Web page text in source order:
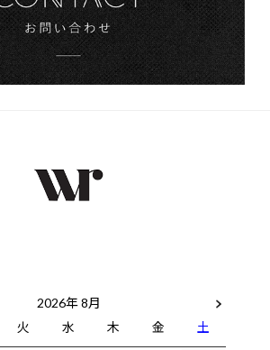
2026年 8月
火 水 木 金
土